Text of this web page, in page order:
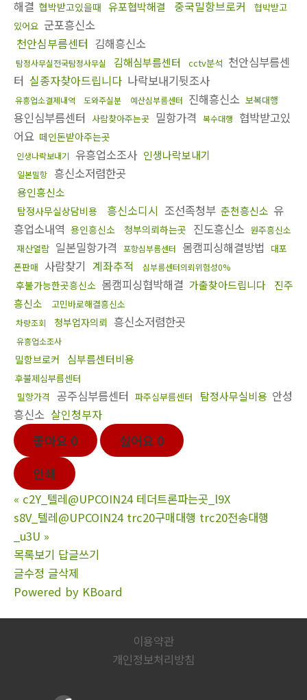
해결 협박받고있을때 유포협박해결 중국밀항브로커
협박받고
있어요 군포흥신소
천안심부름센터 김해흥신소
탐정사무실전국탐정사무실 김해심부름센터 cctv분석 천안심부름센
터 실종자찾아드립니다 나락보내기뒷조사
유흥업소결제내역 도와주실분 예산심부름센터 진해흥신소 보복대행
용인심부름센터 사람찾아주는곳 밀항가격 복수대행
협박받고있
어요 떼인돈받아주는곳
인생나락보내기 유흥업소조사 인생나락보내기
일본밀항 흥신소저렴한곳
용인흥신소
탐정사무실상담비용 흥신소디시 조선족청부 춘천흥신소 유
흥업소내역 용인흥신소 청부의뢰하는곳 진도흥신소 원주흥신소
재산열람 일본밀항가격 포항심부름센터 몸캠피싱해결방법
대포
폰판매 사람찾기 계좌추적 심부름센터의뢰위험성0%
후불가능한곳흥신소 몸캠피싱협박해결 가출찾아드립니다
진주
흥신소
고민바로해결흥신소
차량조회 청부업자의뢰 흥신소저렴한곳
유흥업소조사
밀항브로커 심부름센터비용
후불제심부름센터
밀항가격
공주심부름센터 파주심부름센터 탐정사무실비용 안성
흥신소 살인청부자
좋아요 0 싫어요 0
인쇄
« c2Y_텔레@UPCOIN24 테더트론파는곳_l9X
s8V_텔레@UPCOIN24 trc20구매대행 trc20전송대행
_u3U »
목록보기 답글쓰기
글수정 글삭제
Powered by KBoard
이용약관
개인정보처리방침